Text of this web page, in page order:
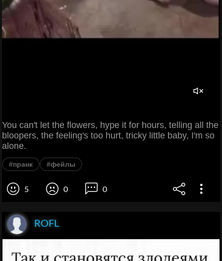
You can't let the flowers, hype it for hours, telling all the
bloopers, the feeling's too hurt, tricky little baby, I'm so
alone.
#пранк #фейлы
5 0 0
ROFL